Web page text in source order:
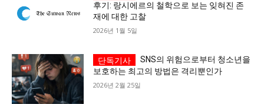
후기: 랑시에르의 철학으로 보는 잊혀진 존
재에 대한 고찰
2026년 1월 5일
SNS의 위험으로부터 청소년을
보호하는 최고의 방법은 격리뿐인가
2026년 2월 25일